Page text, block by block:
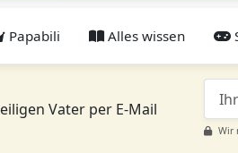
Papabili Alles wissen
Vater per E-Mail
Wir